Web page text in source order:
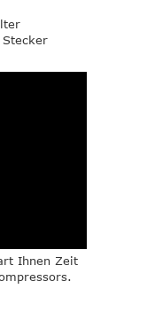
Ihnen Zeit